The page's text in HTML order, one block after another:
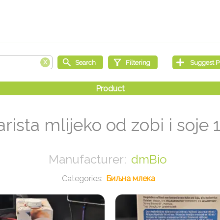
mlijeko od zobi i soje
dmBio
Биљна млека